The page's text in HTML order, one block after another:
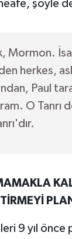
şöyle
Mormon.
herkes,
Paul
O Tanrı
9 yıl önce